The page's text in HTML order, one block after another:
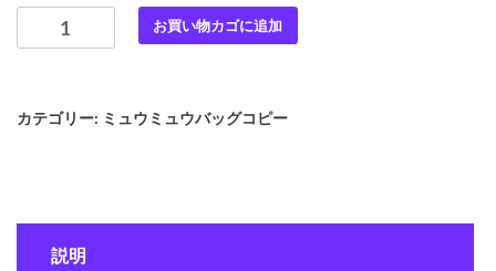
高
ス
コ
お買い物カゴに追加
カテゴリー: ミュウミュウバッグコピー
説明